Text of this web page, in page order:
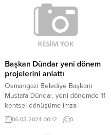
Başkan Dündar yeni dönem
projelerini anlattı
Osmangazi Belediye Başkanı
Mustafa Dündar, yeni dönemde 11
kentsel dönüşüme imza
atacaklarını, İnkaya'da 500
dönümlük yeni millet bahçesi ve
06.03.2024 00:12 0